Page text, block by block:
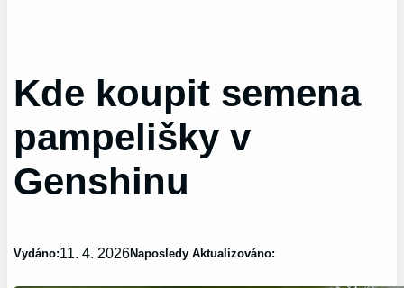
Kde koupit semena
pampelišky v
Genshinu
Vydáno:11. 4. 2026Naposledy Aktualizováno: